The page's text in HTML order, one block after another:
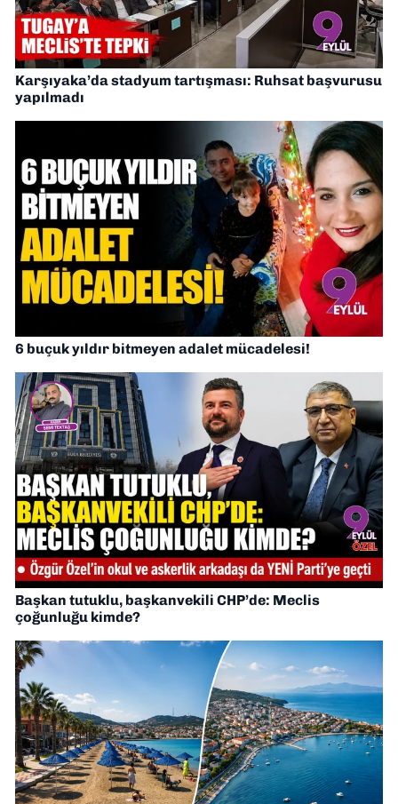
Karşıyaka’da stadyum tartışması: Ruhsat başvurusu
yapılmadı
6 buçuk yıldır bitmeyen adalet mücadelesi!
Başkan tutuklu, başkanvekili CHP’de: Meclis
çoğunluğu kimde?